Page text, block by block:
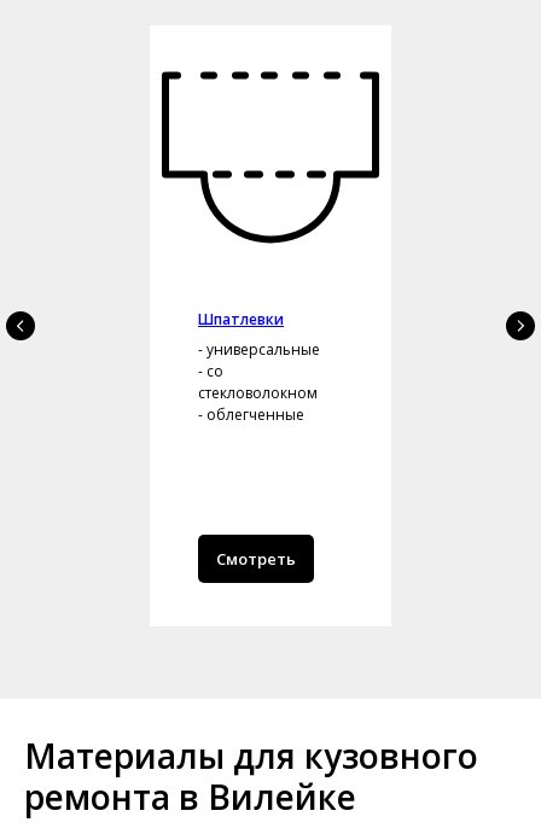
Шпатлевки
- универсальные
- со
стекловолокном
- облегченные
Смотреть
Материалы для кузовного
ремонта в Вилейке